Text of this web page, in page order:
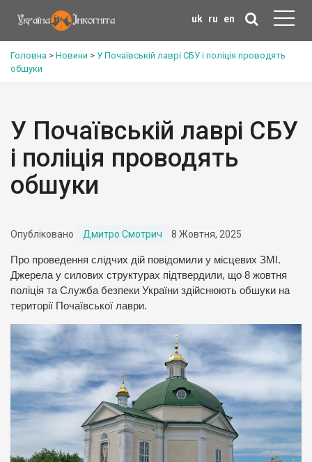
uk ru en
Головна > Новини > У Почаївській лаврі СБУ і поліція проводять
обшуки
У Почаївській лаврі СБУ
і поліція проводять
обшуки
Опубліковано Дмитро Смотрич 8 Жовтня, 2025
Про проведення слідчих дій повідомили у місцевих ЗМІ.
Джерела у силових структурах підтвердили, що 8 жовтня
поліція та Служба безпеки України здійснюють обшуки на
території Почаївської лаври.